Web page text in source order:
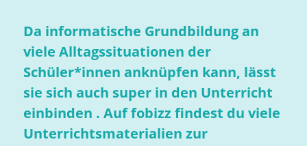
Da informatische Grundbildung an
viele Alltagssituationen der
Schüler*innen anknüpfen kann, lässt
sie sich auch super in den Unterricht
einbinden . Auf fobizz findest du viele
Unterrichtsmaterialien zur